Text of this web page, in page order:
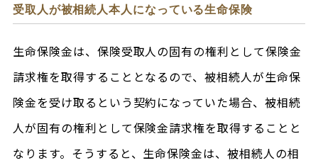
受取人が被相続人本人になっている生命保険
生命保険金は、保険受取人の固有の権利として保険金
請求権を取得することとなるので、被相続人が生命保
険金を受け取るという契約になっていた場合、被相続
人が固有の権利として保険金請求権を取得することと
なります。そうすると、生命保険金は、被相続人の相